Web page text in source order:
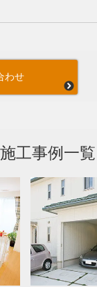
わせ
工事例一